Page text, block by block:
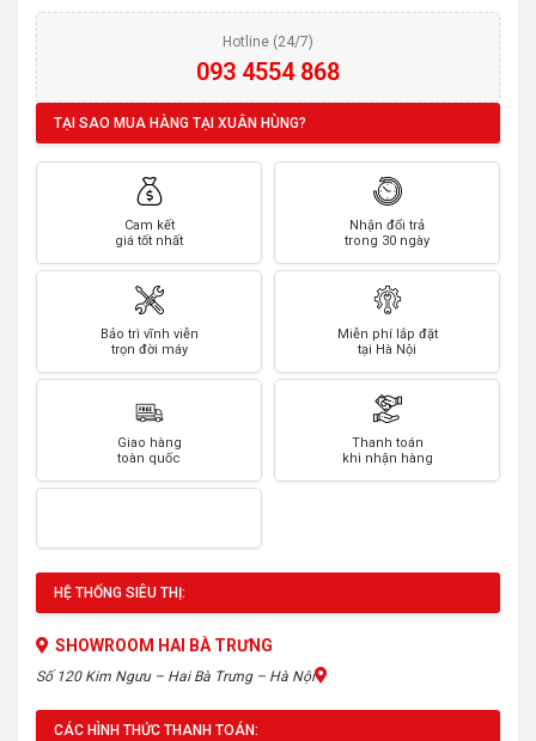
Hotline (24/7)
093 4554 868
TẠI SAO MUA HÀNG TẠI XUÂN HÙNG?
Cam kết
giá tốt nhất
Nhận đổi trả
trong 30 ngày
Bảo trì vĩnh viễn
trọn đời máy
Miễn phí lắp đặt
tại Hà Nội
Giao hàng
toàn quốc
Thanh toán
khi nhận hàng
HỆ THỐNG SIÊU THỊ:
SHOWROOM HAI BÀ TRƯNG
Số 120 Kim Ngưu – Hai Bà Trưng – Hà Nội
CÁC HÌNH THỨC THANH TOÁN: